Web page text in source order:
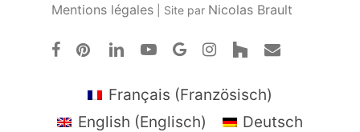
Mentions légales | Site par Nicolas Brault
facebookpinterestlinkedinyoutubegoogle-instagramhouzzemail
Français (Französisch)
English (Englisch) Deutsch